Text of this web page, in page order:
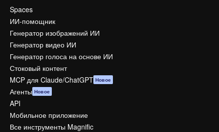
Spaces
ИИ-помощник
Генератор изображений ИИ
Генератор видео ИИ
Генератор голоса на основе ИИ
Стоковый контент
MCP для Claude/ChatGPT Новое
Агенты Новое
API
Мобильное приложение
Все инструменты Magnific